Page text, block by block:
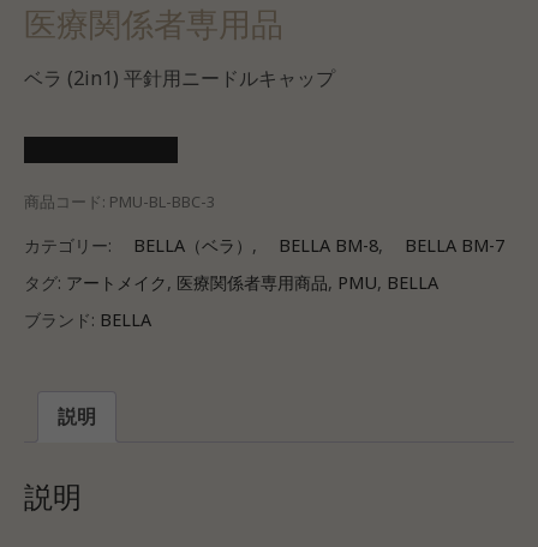
医療関係者専用品
ベラ (2in1) 平針用ニードルキャップ
商品コード: PMU-BL-BBC-3
カテゴリー: BELLA（ベラ） , BELLA BM-8,
BELLA BM-7
タグ: アートメイク, 医療関係者専用商品, PMU, BELLA
ブランド: BELLA
説明
説明